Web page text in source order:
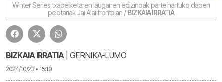
Winter Series txapelketaren laugarren edizinoak parte hartuko daben
pelotariak Jai Alai frontoian /BIZKAIA IRRATIA
BIZKAIA IRRATIA | GERNIKA-LUMO
2024/10/23 • 15:10